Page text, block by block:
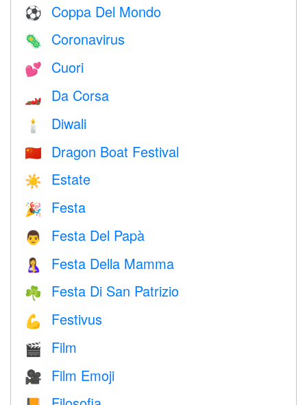
⚽ Coppa Del Mondo
🦠 Coronavirus
💕 Cuori
🏎 Da Corsa
🕯 Diwali
🇨🇳 Dragon Boat Festival
☀️ Estate
🎉 Festa
👨 Festa Del Papà
🤱 Festa Della Mamma
☘️ Festa Di San Patrizio
💪 Festivus
🎬 Film
🎥 Film Emoji